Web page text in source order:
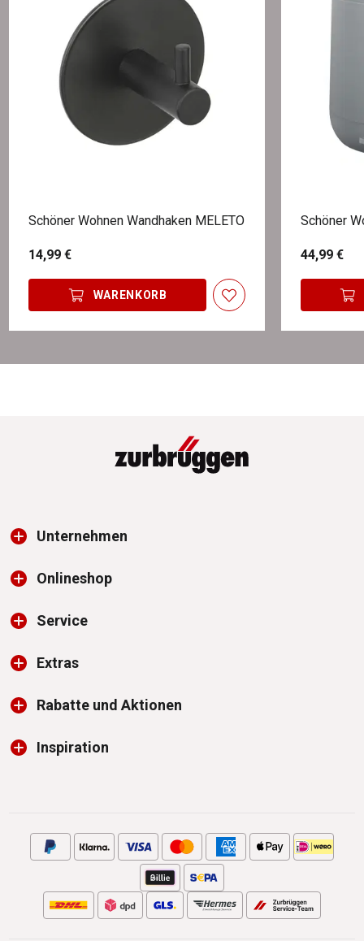
Schöner Wohnen Wandhaken MELETO
14,99 €
WARENKORB
Schöner
44,99 €
Unternehmen
Onlineshop
Service
Extras
Rabatte und Aktionen
Inspiration